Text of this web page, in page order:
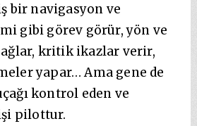
bir navigasyon ve
gibi görev görür, yön ve
kritik ikazlar verir,
yapar… Ama gene de
kontrol eden ve
pilottur.